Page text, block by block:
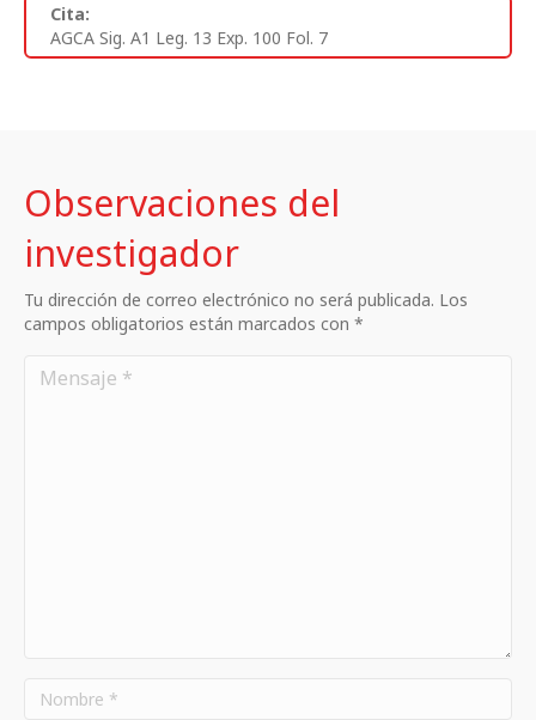
Cita:
AGCA Sig. A1 Leg. 13 Exp. 100 Fol. 7
Observaciones del
investigador
Tu dirección de correo electrónico no será publicada. Los
campos obligatorios están marcados con *